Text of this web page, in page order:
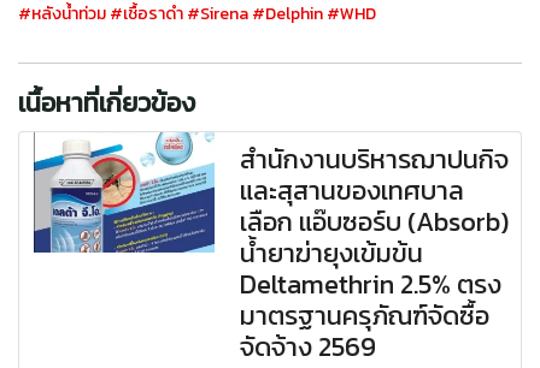
#หลังน้ำท่วม#เชื้อราดำ#Sirena#Delphin#WHD
เนื้อหาที่เกี่ยวข้อง
สำนักงานบริหารฌาปนกิจ
และสุสานของเทศบาล
เลือก แอ๊บซอร์บ (Absorb)
น้ำยาฆ่ายุงเข้มข้น
Deltamethrin 2.5% ตรง
มาตรฐานครุภัณฑ์จัดซื้อ
จัดจ้าง 2569